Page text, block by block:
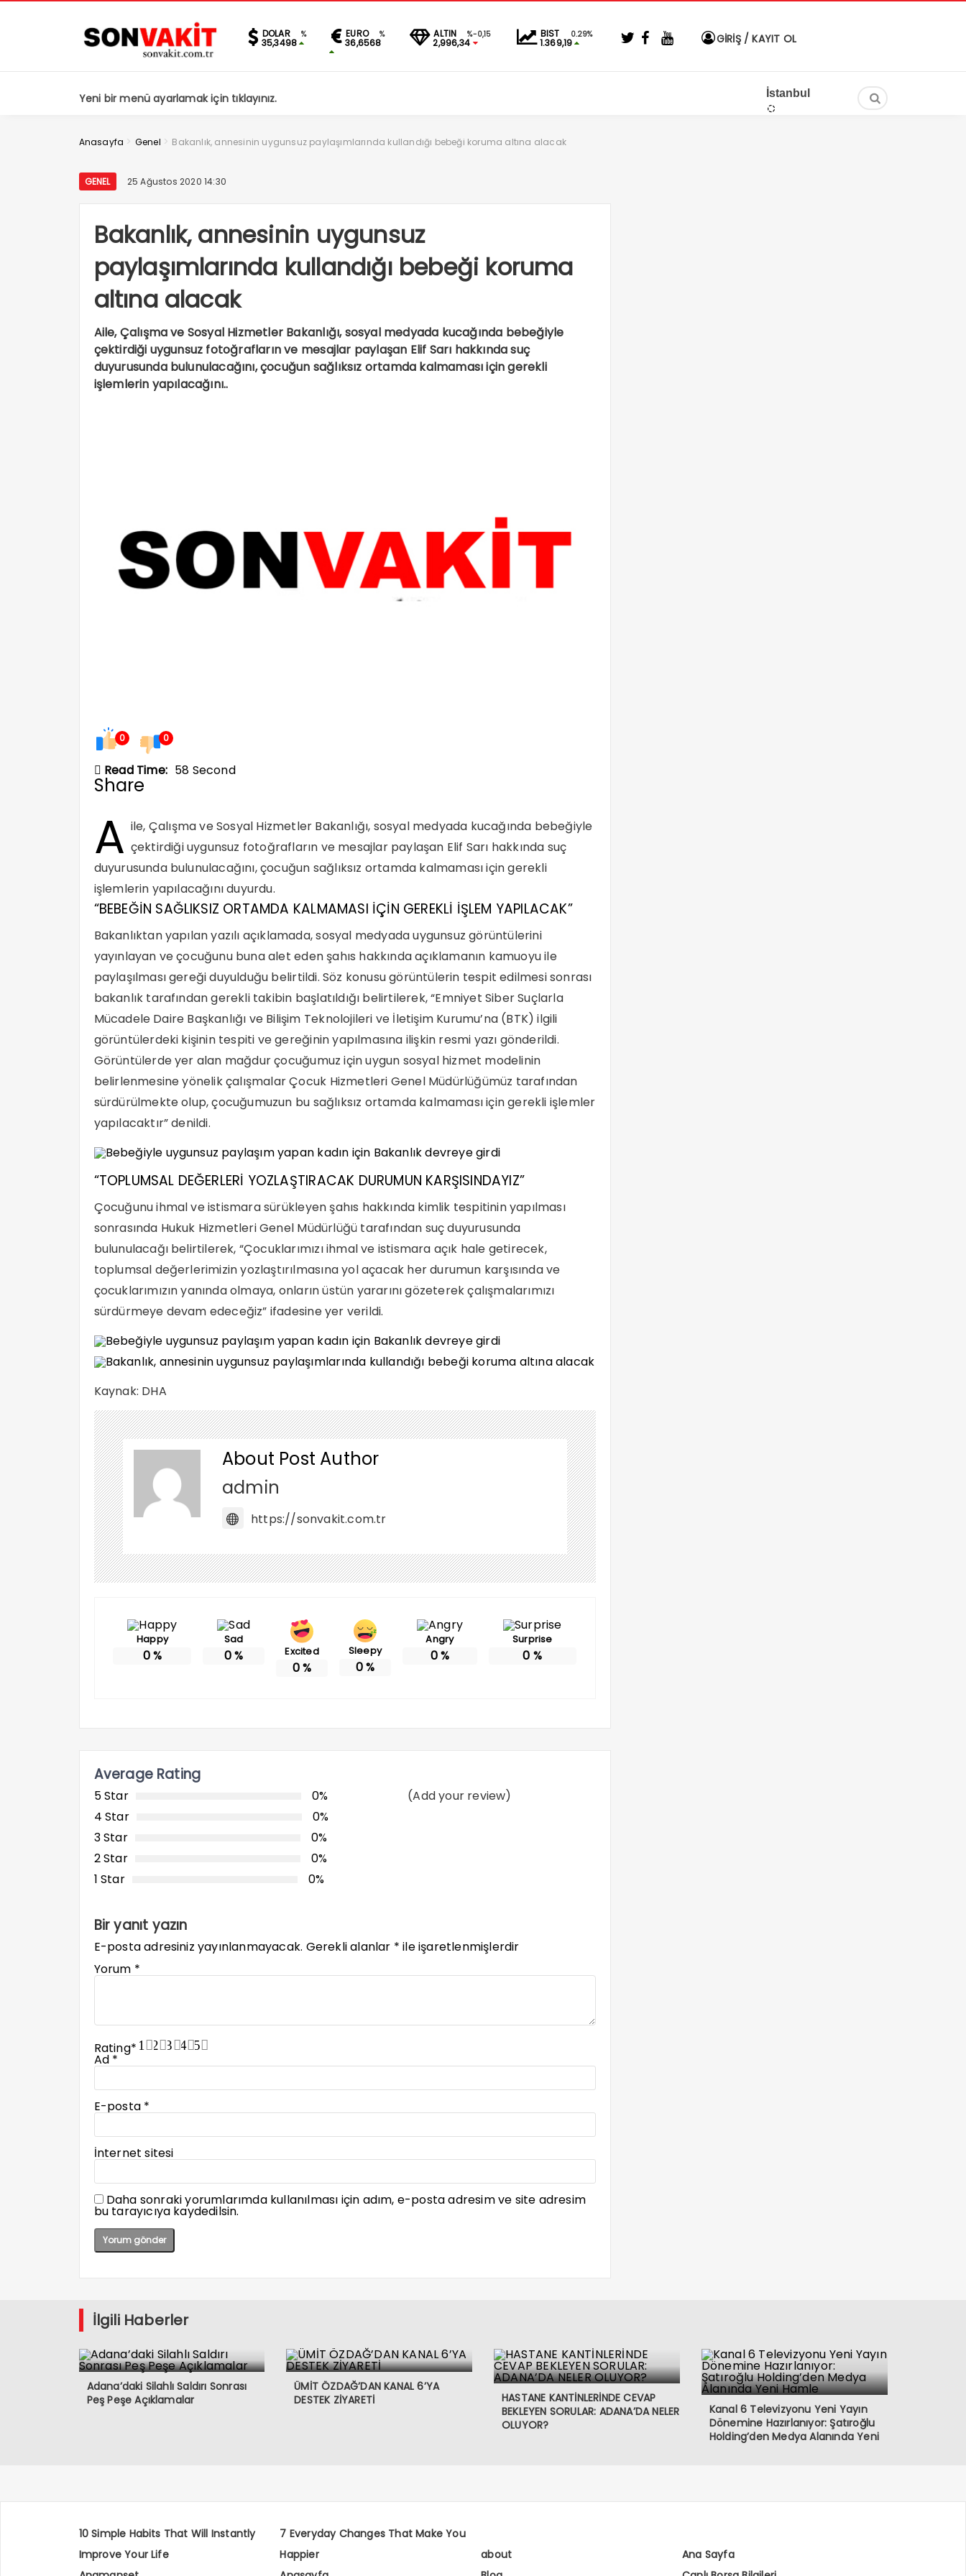
DOLAR %
35,3498
EURO %
36,6568
ALTIN %-0,15
2,996,34
BIST 0.29%
1.369,19 GİRİŞ / KAYIT OL
Yeni bir menü ayarlamak için tıklayınız.
Anasayfa > Genel > Bakanlık, annesinin uygunsuz paylaşımlarında kullandığı bebeği koruma altına alacak
GENEL 25 Ağustos 2020 14:30
Bakanlık, annesinin uygunsuz
paylaşımlarında kullandığı bebeği koruma
altına alacak
Aile, Çalışma ve Sosyal Hizmetler Bakanlığı, sosyal medyada kucağında bebeğiyle
çektirdiği uygunsuz fotoğrafların ve mesajlar paylaşan Elif Sarı hakkında suç
duyurusunda bulunulacağını, çocuğun sağlıksız ortamda kalmaması için gerekli
işlemlerin yapılacağını..
0 0
Read Time: 58 Second
Share
A ile, Çalışma ve Sosyal Hizmetler Bakanlığı, sosyal medyada kucağında bebeğiyle
çektirdiği uygunsuz fotoğrafların ve mesajlar paylaşan Elif Sarı hakkında suç
duyurusunda bulunulacağını, çocuğun sağlıksız ortamda kalmaması için gerekli
işlemlerin yapılacağını duyurdu.
“BEBEĞİN SAĞLIKSIZ ORTAMDA KALMAMASI İÇİN GEREKLİ İŞLEM YAPILACAK”
Bakanlıktan yapılan yazılı açıklamada, sosyal medyada uygunsuz görüntülerini
yayınlayan ve çocuğunu buna alet eden şahıs hakkında açıklamanın kamuoyu ile
paylaşılması gereği duyulduğu belirtildi. Söz konusu görüntülerin tespit edilmesi sonrası
bakanlık tarafından gerekli takibin başlatıldığı belirtilerek, “Emniyet Siber Suçlarla
Mücadele Daire Başkanlığı ve Bilişim Teknolojileri ve İletişim Kurumu’na (BTK) ilgili
görüntülerdeki kişinin tespiti ve gereğinin yapılmasına ilişkin resmi yazı gönderildi.
Görüntülerde yer alan mağdur çocuğumuz için uygun sosyal hizmet modelinin
belirlenmesine yönelik çalışmalar Çocuk Hizmetleri Genel Müdürlüğümüz tarafından
sürdürülmekte olup, çocuğumuzun bu sağlıksız ortamda kalmaması için gerekli işlemler
yapılacaktır” denildi.
“TOPLUMSAL DEĞERLERİ YOZLAŞTIRACAK DURUMUN KARŞISINDAYIZ”
Çocuğunu ihmal ve istismara sürükleyen şahıs hakkında kimlik tespitinin yapılması
sonrasında Hukuk Hizmetleri Genel Müdürlüğü tarafından suç duyurusunda
bulunulacağı belirtilerek, “Çocuklarımızı ihmal ve istismara açık hale getirecek,
toplumsal değerlerimizin yozlaştırılmasına yol açacak her durumun karşısında ve
çocuklarımızın yanında olmaya, onların üstün yararını gözeterek çalışmalarımızı
sürdürmeye devam edeceğiz” ifadesine yer verildi.
Kaynak: DHA
About Post Author
admin
https://sonvakit.com.tr
Happy
0%
Sad
0% Excited
0%
Sleepy
0%
Angry
0%
Surprise
0 %
Average Rating
5 Star
0%
4 Star
0%
3 Star
0%
2 Star
0%
1 Star
0%
(Add your review)
Bir yanıt yazın
E-posta adresiniz yayınlanmayacak. Gerekli alanlar * ile işaretlenmişlerdir
Yorum *
Rating* 5
4
3
2
1
Ad *
E-posta *
İnternet sitesi
Daha sonraki yorumlarımda kullanılması için adım, e-posta adresim ve site adresim
bu tarayıcıya kaydedilsin.
İlgili Haberler
Adana’daki Silahlı Saldırı Sonrası
Peş Peşe Açıklamalar
ÜMİT ÖZDAĞ’DAN KANAL 6’YA
DESTEK ZİYARETİ
HASTANE KANTİNLERİNDE CEVAP
BEKLEYEN SORULAR: ADANA’DA NELER
OLUYOR?
Kanal 6 Televizyonu Yeni Yayın
Dönemine Hazırlanıyor: Şatıroğlu
Holding’den Medya Alanında Yeni
10 Simple Habits That Will Instantly
Improve Your Life
7 Everyday Changes That Make You
Happier
about
Ana Sayfa